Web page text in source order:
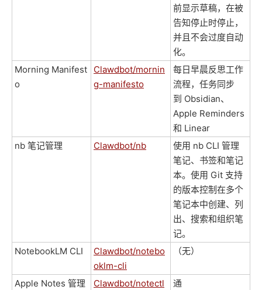
前显示草稿，在被
告知停止时停止，
并且不会过度自动
化。
Morning Manifest
o
Clawdbot/mornin
g-manifesto
每日早晨反思工作
流程，任务同步
到 Obsidian、
Apple Reminders
和 Linear
nb 笔记管理
Clawdbot/nb
使用 nb CLI 管理
笔记、书签和笔记
本。使用 Git 支持
的版本控制在多个
笔记本中创建、列
出、搜索和组织笔
记。
NotebookLM CLI
Clawdbot/notebo
oklm-cli
（无）
Apple Notes 管理 Clawdbot/notectl
通